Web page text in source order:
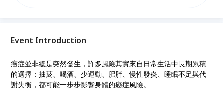
Event Introduction
癌症並非總是突然發生，許多風險其實來自日常生活中長期累積
的選擇：抽菸、喝酒、少運動、肥胖、慢性發炎、睡眠不足與代
謝失衡，都可能一步步影響身體的癌症風險。